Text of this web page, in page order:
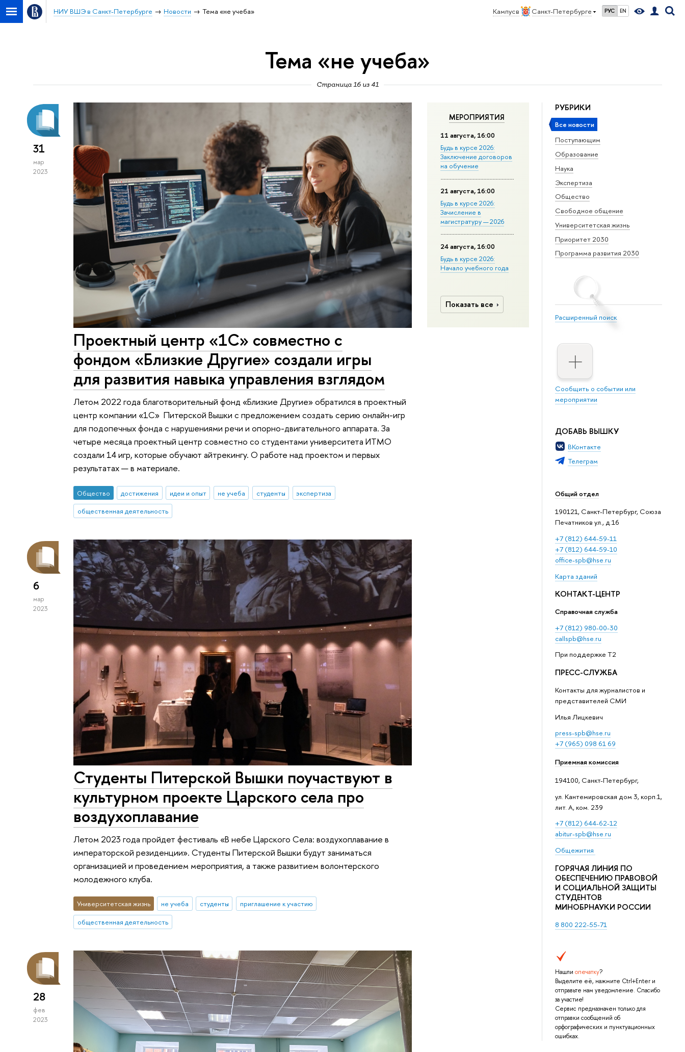
Кампус в Санкт-Петербурге РУС EN
НИУ ВШЭ в Санкт-Петербурге Новости Тема «не учеба»
Тема «не учеба»
Страница 16 из 41
РУБРИКИ
Все новости
Поступающим
Образование
Наука
Экспертиза
Общество
Свободное общение
Университетская жизнь
Приоритет 2030
Программа развития 2030
Расширенный поиск
Сообщить о событии или
мероприятии
ДОБАВЬ ВЫШКУ
ВКонтакте
Телеграм
Общий отдел
190121, Санкт-Петербург, Союза
Печатников ул., д.16
+7 (812) 644-59-11
+7 (812) 644-59-10
office-spb@hse.ru
Карта зданий
КОНТАКТ-ЦЕНТР
Справочная служба
+7 (812) 980-00-30
callspb@hse.ru
При поддержке T2
ПРЕСС-СЛУЖБА
Контакты для журналистов и
представителей СМИ
Илья Лицкевич
press-spb@hse.ru
+7 (965) 098 61 69
Приемная комиссия
194100, Санкт-Петербург,
ул. Кантемировская дом 3, корп.1,
лит. А, ком. 239
+7 (812) 644-62-12
abitur-spb@hse.ru
Общежития
ГОРЯЧАЯ ЛИНИЯ ПО
ОБЕСПЕЧЕНИЮ ПРАВОВОЙ
И СОЦИАЛЬНОЙ ЗАЩИТЫ
СТУДЕНТОВ
МИНОБРНАУКИ РОССИИ
8 800 222-55-71
Нашли опечатку?
Выделите её, нажмите Ctrl+Enter и
отправьте нам уведомление. Спасибо
за участие!
Сервис предназначен только для
отправки сообщений об
орфографических и пунктуационных
ошибках.
МЕРОПРИЯТИЯ
11 августа, 16:00
Будь в курсе 2026:
Заключение договоров
на обучение
21 августа, 16:00
Будь в курсе 2026:
Зачисление в
магистратуру — 2026
24 августа, 16:00
Будь в курсе 2026:
Начало учебного года
Показать все
31
мар
2023
Проектный центр «1С» совместно с
фондом «Близкие Другие» создали игры
для развития навыка управления взглядом
Летом 2022 года благотворительный фонд «Близкие Другие» обратился в проектный
центр компании «1С» Питерской Вышки с предложением создать серию онлайн-игр
для подопечных фонда с нарушениями речи и опорно-двигательного аппарата. За
четыре месяца проектный центр совместно со студентами университета ИТМО
создали 14 игр, которые обучают айтрекингу. О работе над проектом и первых
результатах — в материале.
Общество достижения идеи и опыт не учеба студенты
экспертиза
общественная деятельность
6
мар
2023
Студенты Питерской Вышки поучаствуют в
культурном проекте Царского села про
воздухоплавание
Летом 2023 года пройдет фестиваль «В небе Царского Села: воздухоплавание в
императорской резиденции». Студенты Питерской Вышки будут заниматься
организацией и проведением мероприятия, а также развитием волонтерского
молодежного клуба.
Университетская жизнь не учеба студенты
приглашение к участию
общественная деятельность
28
фев
2023